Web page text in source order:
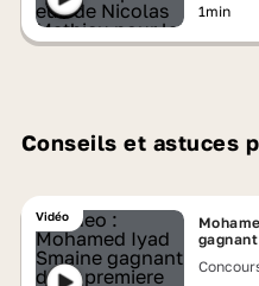
1min
Conseils et astuces
Vidéo